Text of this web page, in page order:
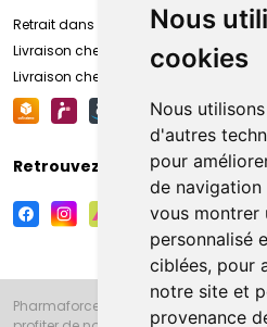
Nous
cookies
Nous
d'autres
pour
de
vous montrer
personnalisé
ciblées, pour
notre site et
provenance
Retrait dans la pharmacie d’Amiens
Livraison chez vous
Livraison chez votre commerçant
Retrouvez-nous sur vos
Pharmaforce.fr et la Grande